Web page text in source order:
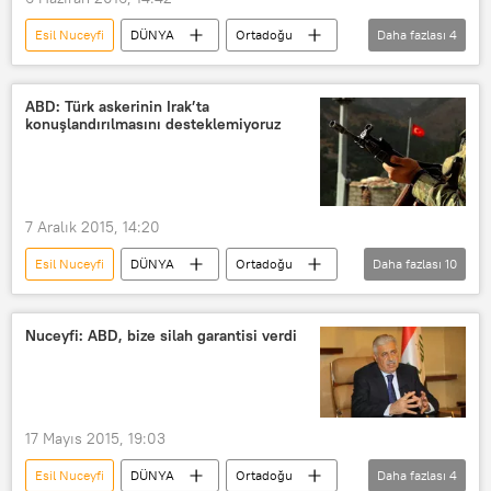
Esil Nuceyfi DÜNYA
Ortadoğu
Türkiye
Haberler
Musul
IŞİD
Daha fazlası 4
ABD: Türk askerinin Irak’ta
konuşlandırılmasını desteklemiyoruz
7 Aralık 2015, 14:20
Esil Nuceyfi DÜNYA
Ortadoğu
Türkiye
Haberler
Musul
TÜRKİYE
ABD
Daha fazlası 10
Nuceyfi: ABD, bize silah garantisi verdi
17 Mayıs 2015, 19:03
Esil Nuceyfi DÜNYA
Ortadoğu
Daha fazlası 4